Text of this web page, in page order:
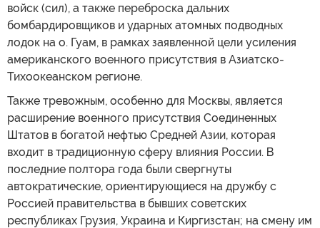
войск (сил), а также переброска дальних
бомбардировщиков и ударных атомных подводных
лодок на о. Гуам, в рамках заявленной цели усиления
американского военного присутствия в Азиатско-
Тихоокеанском регионе.
Также тревожным, особенно для Москвы, является
расширение военного присутствия Соединенных
Штатов в богатой нефтью Средней Азии, которая
входит в традиционную сферу влияния России. В
последние полтора года были свергнуты
автократические, ориентирующиеся на дружбу с
Россией правительства в бывших советских
республиках Грузия, Украина и Киргизстан; на смену им